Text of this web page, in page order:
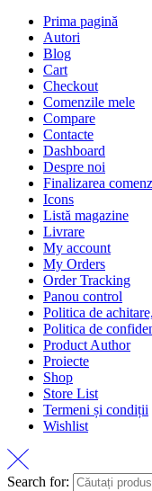
Prima pagină
Autori
Blog
Cart
Checkout
Comenzile mele
Compare
Contacte
Dashboard
Despre noi
Finalizarea
Icons
Listă magazine
Livrare
My account
My Orders
Order Tracking
Panou control
Politica de
Politica de
Product Author
Proiecte
Shop
Store List
Termeni și condiții
Wishlist
Search for: